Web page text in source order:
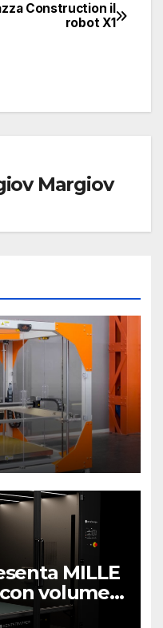
Construction il
robot X1
Margiov
MILLE
volume
cubo